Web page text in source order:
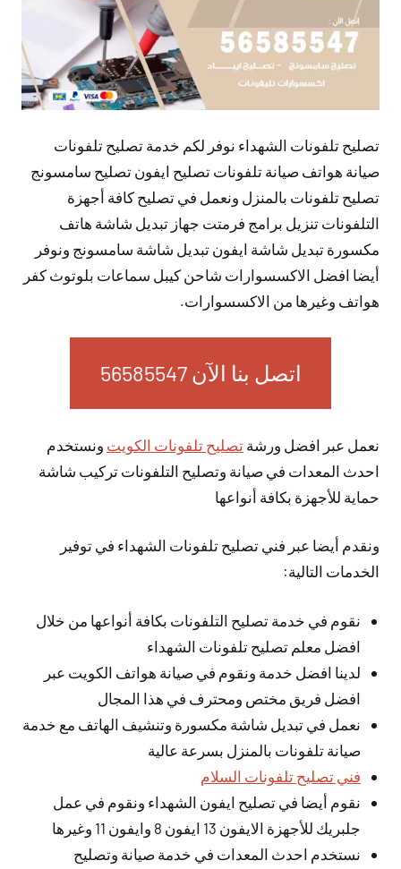
تصليح تلفونات الشهداء نوفر لكم خدمة تصليح تلفونات
صيانة هواتف صيانة تلفونات تصليح ايفون تصليح سامسونج
تصليح تلفونات بالمنزل ونعمل في تصليح كافة أجهزة
التلفونات تنزيل برامج فرمتت جهاز تبديل شاشة هاتف
مكسورة تبديل شاشة ايفون تبديل شاشة سامسونج ونوفر
أيضا افضل الاكسسوارات شاحن كيبل سماعات بلوتوث كفر
هواتف وغيرها من الاكسسوارات.
اتصل بنا الآن 56585547
نعمل عبر افضل ورشة تصليح تلفونات الكويت ونستخدم
احدث المعدات في صيانة وتصليح التلفونات تركيب شاشة
حماية للأجهزة بكافة أنواعها
ونقدم أيضا عبر فني تصليح تلفونات الشهداء في توفير
الخدمات التالية:
نقوم في خدمة تصليح التلفونات بكافة أنواعها من خلال
افضل معلم تصليح تلفونات الشهداء
لدينا افضل خدمة ونقوم في صيانة هواتف الكويت عبر
افضل فريق مختص ومحترف في هذا المجال
نعمل في تبديل شاشة مكسورة وتنشيف الهاتف مع خدمة
صيانة تلفونات بالمنزل بسرعة عالية
فني تصليح تلفونات السلام
نقوم أيضا في تصليح ايفون الشهداء ونقوم في عمل
جلبريك للأجهزة الايفون 13 ايفون 8 وايفون 11 وغيرها
نستخدم احدث المعدات في خدمة صيانة وتصليح